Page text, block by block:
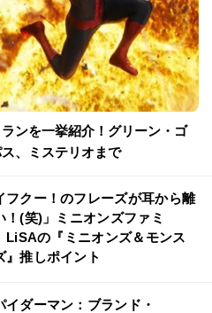
ンを一挙紹介！グリーン・ゴ
、ミステリオまで
フクー！のフレーズが耳から離
！(笑)」ミニオンズファミ
LiSAの『ミニオンズ＆モンス
』推しポイント
イダーマン：ブランド・